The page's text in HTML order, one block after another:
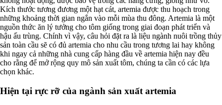
Kích thước tương đương một hạt cát, artemia được thu hoạch trong
những khoảng thời gian ngắn vào mỗi mùa thu đông. Artemia là một
nguồn thức ăn lý tưởng cho tôm giống trong giai đoạn phát triển và
hậu ấu trùng. Chính vì vậy, câu hỏi đặt ra là liệu ngành nuôi trồng thủy
sản toàn cầu sẽ có đủ artemia cho nhu cầu trong tương lai hay không
khi ngay cả những nhà cung cấp hàng đầu về artemia hiện nay đều
cho rằng để mở rộng quy mô sản xuất tôm, chúng ta cần có các lựa
chọn khác.
Hiện tại rực rỡ của ngành sản xuất artemia